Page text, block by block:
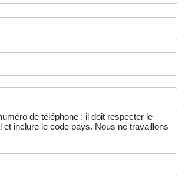
de téléphone : il doit respecter le
et inclure le code pays. Nous ne travaillons